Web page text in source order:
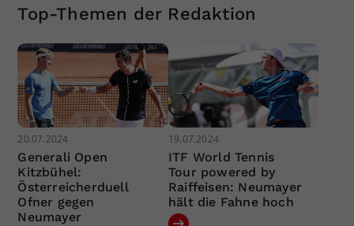
Top-Themen der Redaktion
20.07.2024
Generali Open
Kitzbühel:
Österreicherduell
Ofner gegen
Neumayer
19.07.2024
ITF World Tennis
Tour powered by
Raiffeisen: Neumayer
hält die Fahne hoch